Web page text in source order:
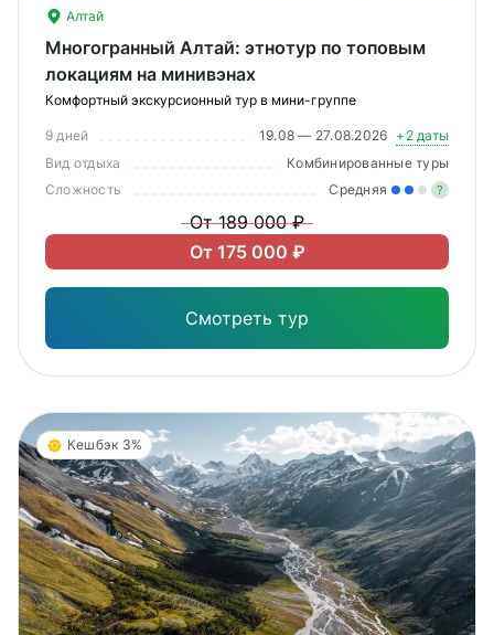
Алтай
Многогранный Алтай: этнотур по топовым
локациям на минивэнах
Комфортный экскурсионный тур в мини-группе
9 дней 19.08 — 27.08.2026 +2 даты
Вид отдыха
Комбинированные туры
Сложность
Средняя ?
От 189 000 ₽
От 175 000 ₽
Смотреть тур
Кешбэк 3%